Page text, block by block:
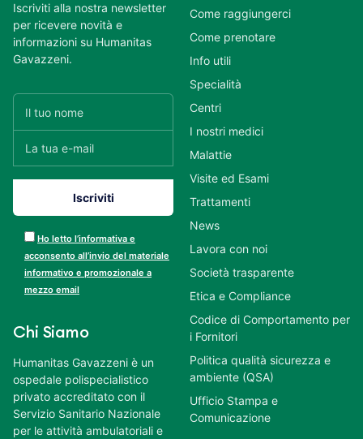
Iscriviti alla nostra newsletter
per ricevere novità e
informazioni su Humanitas
Gavazzeni.
Ho letto l’informativa e
acconsento all’invio del materiale
informativo e promozionale a
mezzo email
Chi Siamo
Humanitas Gavazzeni è un
ospedale polispecialistico
privato accreditato con il
Servizio Sanitario Nazionale
per le attività ambulatoriali e
Come raggiungerci
Come prenotare
Info utili
Specialità
Centri
I nostri medici
Malattie
Visite ed Esami
Trattamenti
News
Lavora con noi
Società trasparente
Etica e Compliance
Codice di Comportamento per
i Fornitori
Politica qualità sicurezza e
ambiente (QSA)
Ufficio Stampa e
Comunicazione